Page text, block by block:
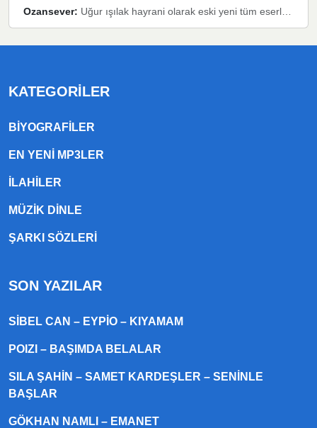
Ozansever: Uğur ışılak hayrani olarak eski yeni tüm eserlerini keyifle huzurla dinleyenlerden birisiyim, emeğine saygı duyan gönül veren bunu en güzel şekilde sevenlerine ulaştıran siz değerli sayfa yöneticilerine de teşekkür ederim
KATEGORILER
BIYOGRAFILER
EN YENI MP3LER
ILAHILER
MÜZIK DINLE
ŞARKI SÖZLERI
SON YAZILAR
SIBEL CAN – EYPIO – KIYAMAM
POIZI – BAŞIMDA BELALAR
SILA ŞAHIN – SAMET KARDEŞLER – SENINLE
BAŞLAR
GÖKHAN NAMLI – EMANET